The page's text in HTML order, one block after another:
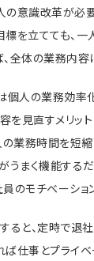
意識改革が必要
を立てても、
全体の業務内容
個人の業務効
容を見直すメリ
の業務時間を短
うまく機能する
のモチベーショ
ると、定時で退
仕事とプライベ